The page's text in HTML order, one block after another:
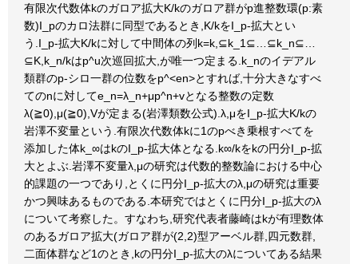
有限次代数体kのガロア拡大K/kのガロア群がp進整数環(p:素
数)I_pのカロ法群に同型であるとき,K/kをI_p-拡大とい
う.I_p-拡大K/kに対して中間体の列k=k,⊆k_1⊆…⊆k_n⊆…
⊆K,k_n/kはp^u次巡回拡大,が唯一つ定まる.k_nのイデアル
類群のp-シロ一群の位数をp^<en>とすれば,十分大きなすべ
てのnに対してe_n=λ_n+μp^n+vとなる整数の定数
λ(≧0),μ(≧0),Vが定まる(岩澤類数公式).λ,μをI_p-拡大K/kの
岩澤不変量という.有限次代数体kに1のpべき乗根すべてを
添加した体k_∞はkのI_p-拡大体となる.k∞/kをkの円分I_p-拡
大とよぶ.岩澤不変量λ,μの研究は代数的整数論における中心
的課題の一つであり,とくに円分I_p-拡大のλ,μの研究は重要
かつ興味あるものである.本研究ではとくに円分I_p-拡大のλ
について考察した。すなわち,研究代表者藤崎はkが有理数体
のあるガロア拡大(ガロア群が(2,2)型アーベル群,四元数群,
二面体群など1のとき,kの円分I_p-拡大のλについてある結果